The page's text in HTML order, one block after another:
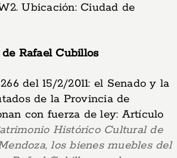
Ubicación: Ciudad de
Rafael Cubillos
del 15/2/2011: el Senado y la
de la Provincia de
con fuerza de ley: Artículo
Histórico Cultural de
los bienes muebles del